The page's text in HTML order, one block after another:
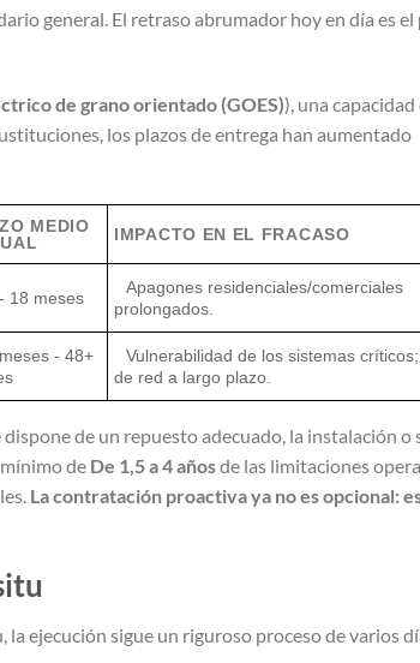
general. El retraso abrumador hoy en día es el
de grano orientado (GOES)), una capacidad
los plazos de entrega han aumentado
MEDIO
IMPACTO EN EL FRACASO
18 meses
Apagones residenciales/comerciales
prolongados.
- 48+
Vulnerabilidad de los sistemas
de red a largo plazo.
de un repuesto adecuado, la instalación o
de De 1,5 a 4 añosde las limitaciones
La contratación proactiva ya no es opcional:
ejecución sigue un riguroso proceso de varios